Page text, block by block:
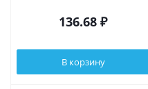
136.68 ₽
В корзину